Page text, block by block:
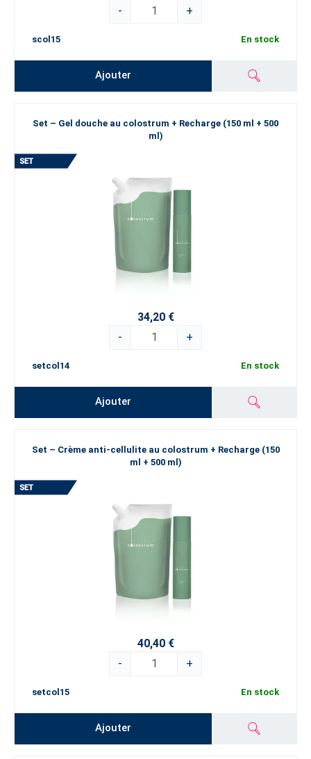
-
+
scol15 En stock
Ajouter
Set – Gel douche au colostrum + Recharge (150 ml + 500
ml)
34,20 €
-
+
setcol14 En stock
Ajouter
Set – Crème anti-cellulite au colostrum + Recharge (150
ml + 500 ml)
40,40 €
-
+
setcol15 En stock
Ajouter